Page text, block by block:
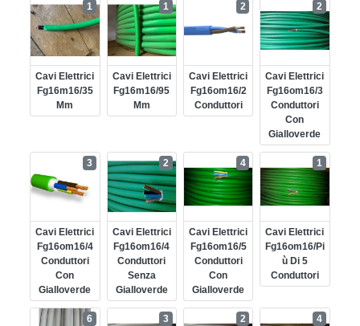
Cavi Elettrici
Fg16m16/35
Mm
1
Cavi Elettrici
Fg16m16/95
Mm
1
Cavi Elettrici
Fg16om16/2
Conduttori
2
Cavi Elettrici
Fg16om16/3
Conduttori
Con
Gialloverde
2
Cavi Elettrici
Fg16om16/4
Conduttori
Con
Gialloverde
3
Cavi Elettrici
Fg16om16/4
Conduttori
Senza
Gialloverde
2
Cavi Elettrici
Fg16om16/5
Conduttori
Con
Gialloverde
4
Cavi Elettrici
Fg16om16/pi
Ù Di 5
Conduttori
1
6 3 2 4